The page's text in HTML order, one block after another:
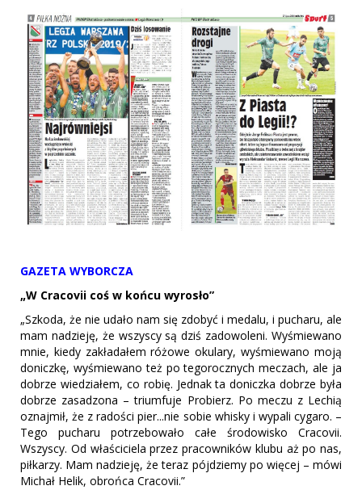
GAZETA WYBORCZA
„W Cracovii coś w końcu wyrosło”
„Szkoda, że nie udało nam się zdobyć i medalu, i pucharu, ale
mam nadzieję, że wszyscy są dziś zadowoleni. Wyśmiewano
mnie, kiedy zakładałem różowe okulary, wyśmiewano moją
doniczkę, wyśmiewano też po tegorocznych meczach, ale ja
dobrze wiedziałem, co robię. Jednak ta doniczka dobrze była
dobrze zasadzona – triumfuje Probierz. Po meczu z Lechią
oznajmił, że z radości pier...nie sobie whisky i wypali cygaro. –
Tego pucharu potrzebowało całe środowisko Cracovii.
Wszyscy. Od właściciela przez pracowników klubu aż po nas,
piłkarzy. Mam nadzieję, że teraz pójdziemy po więcej – mówi
Michał Helik, obrońca Cracovii.”